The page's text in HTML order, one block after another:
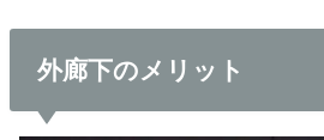
外廊下のメリット